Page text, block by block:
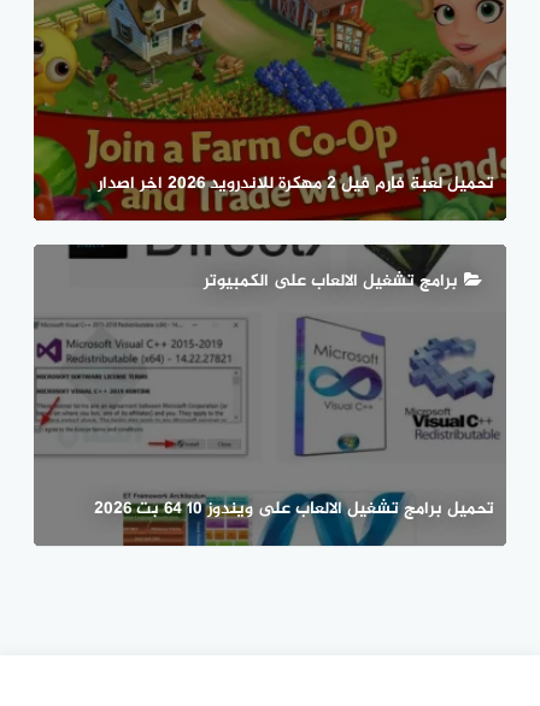
تحميل لعبة فارم فيل 2 مهكرة للاندرويد 2026 اخر اصدار
برامج تشغيل الالعاب على الكمبيوتر
تحميل برامج تشغيل الالعاب على ويندوز 10 64 بت 2026